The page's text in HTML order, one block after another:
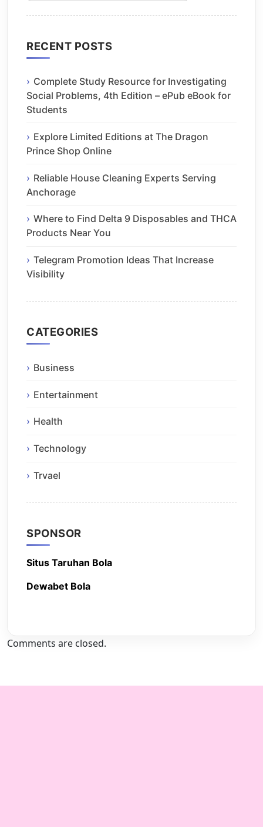
RECENT POSTS
Complete Study Resource for Investigating
Social Problems, 4th Edition – ePub eBook for
Students
Explore Limited Editions at The Dragon
Prince Shop Online
Reliable House Cleaning Experts Serving
Anchorage
Where to Find Delta 9 Disposables and THCA
Products Near You
Telegram Promotion Ideas That Increase
Visibility
CATEGORIES
Business
Entertainment
Health
Technology
Trvael
SPONSOR
Situs Taruhan Bola
Dewabet Bola
Comments are closed.